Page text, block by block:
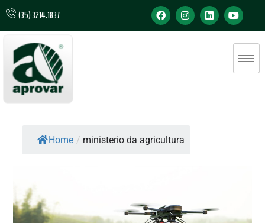
(35) 3214.1837
Home / ministerio da agricultura